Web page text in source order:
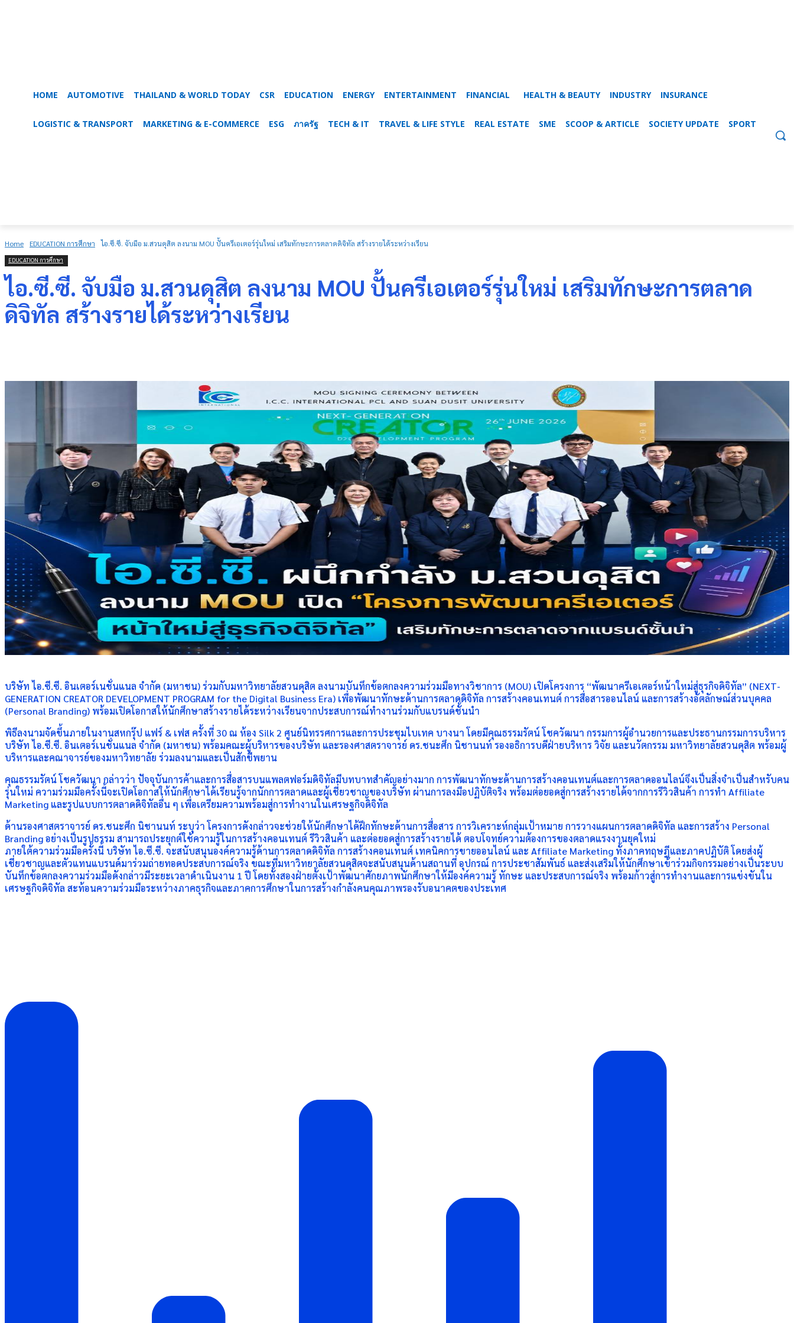
HOME AUTOMOTIVE THAILAND & WORLD TODAY CSR EDUCATION ENERGY ENTERTAINMENT FINANCIAL HEALTH & BEAUTY INDUSTRY INSURANCE
LOGISTIC & TRANSPORT MARKETING & E-COMMERCE ESG ภาครัฐ TECH & IT TRAVEL & LIFE STYLE REAL ESTATE SME SCOOP & ARTICLE SOCIETY UPDATE SPORT
Home EDUCATION การศึกษา ไอ.ซี.ซี. จับมือ ม.สวนดุสิต ลงนาม MOU ปั้นครีเอเตอร์รุ่นใหม่ เสริมทักษะการตลาดดิจิทัล สร้างรายได้ระหว่างเรียน
EDUCATION การศึกษา
ไอ.ซี.ซี. จับมือ ม.สวนดุสิต ลงนาม MOU ปั้นครีเอเตอร์รุ่นใหม่ เสริมทักษะการตลาด
ดิจิทัล สร้างรายได้ระหว่างเรียน
บริษัท ไอ.ซี.ซี. อินเตอร์เนชั่นแนล จำกัด (มหาชน) ร่วมกับมหาวิทยาลัยสวนดุสิต ลงนามบันทึกข้อตกลงความร่วมมือทางวิชาการ (MOU) เปิดโครงการ “พัฒนาครีเอเตอร์หน้าใหม่สู่ธุรกิจดิจิทัล” (NEXT-
GENERATION CREATOR DEVELOPMENT PROGRAM for the Digital Business Era) เพื่อพัฒนาทักษะด้านการตลาดดิจิทัล การสร้างคอนเทนต์ การสื่อสารออนไลน์ และการสร้างอัตลักษณ์ส่วนบุคคล
(Personal Branding) พร้อมเปิดโอกาสให้นักศึกษาสร้างรายได้ระหว่างเรียนจากประสบการณ์ทำงานร่วมกับแบรนด์ชั้นนำ
พิธีลงนามจัดขึ้นภายในงานสหกรุ๊ป แฟร์ & เฟส ครั้งที่ 30 ณ ห้อง Silk 2 ศูนย์นิทรรศการและการประชุมไบเทค บางนา โดยมีคุณธรรมรัตน์ โชควัฒนา กรรมการผู้อำนวยการและประธานกรรมการบริหาร
บริษัท ไอ.ซี.ซี. อินเตอร์เนชั่นแนล จำกัด (มหาชน) พร้อมคณะผู้บริหารของบริษัท และรองศาสตราจารย์ ดร.ชนะศึก นิชานนท์ รองอธิการบดีฝ่ายบริหาร วิจัย และนวัตกรรม มหาวิทยาลัยสวนดุสิต พร้อมผู้
บริหารและคณาจารย์ของมหาวิทยาลัย ร่วมลงนามและเป็นสักขีพยาน
คุณธรรมรัตน์ โชควัฒนา กล่าวว่า ปัจจุบันการค้าและการสื่อสารบนแพลตฟอร์มดิจิทัลมีบทบาทสำคัญอย่างมาก การพัฒนาทักษะด้านการสร้างคอนเทนต์และการตลาดออนไลน์จึงเป็นสิ่งจำเป็นสำหรับคน
รุ่นใหม่ ความร่วมมือครั้งนี้จะเปิดโอกาสให้นักศึกษาได้เรียนรู้จากนักการตลาดและผู้เชี่ยวชาญของบริษัท ผ่านการลงมือปฏิบัติจริง พร้อมต่อยอดสู่การสร้างรายได้จากการรีวิวสินค้า การทำ Affiliate
Marketing และรูปแบบการตลาดดิจิทัลอื่น ๆ เพื่อเตรียมความพร้อมสู่การทำงานในเศรษฐกิจดิจิทัล
ด้านรองศาสตราจารย์ ดร.ชนะศึก นิชานนท์ ระบุว่า โครงการดังกล่าวจะช่วยให้นักศึกษาได้ฝึกทักษะด้านการสื่อสาร การวิเคราะห์กลุ่มเป้าหมาย การวางแผนการตลาดดิจิทัล และการสร้าง Personal
Branding อย่างเป็นรูปธรรม สามารถประยุกต์ใช้ความรู้ในการสร้างคอนเทนต์ รีวิวสินค้า และต่อยอดสู่การสร้างรายได้ ตอบโจทย์ความต้องการของตลาดแรงงานยุคใหม่
ภายใต้ความร่วมมือครั้งนี้ บริษัท ไอ.ซี.ซี. จะสนับสนุนองค์ความรู้ด้านการตลาดดิจิทัล การสร้างคอนเทนต์ เทคนิคการขายออนไลน์ และ Affiliate Marketing ทั้งภาคทฤษฎีและภาคปฏิบัติ โดยส่งผู้
เชี่ยวชาญและตัวแทนแบรนด์มาร่วมถ่ายทอดประสบการณ์จริง ขณะที่มหาวิทยาลัยสวนดุสิตจะสนับสนุนด้านสถานที่ อุปกรณ์ การประชาสัมพันธ์ และส่งเสริมให้นักศึกษาเข้าร่วมกิจกรรมอย่างเป็นระบบ
บันทึกข้อตกลงความร่วมมือดังกล่าวมีระยะเวลาดำเนินงาน 1 ปี โดยทั้งสองฝ่ายตั้งเป้าพัฒนาศักยภาพนักศึกษาให้มีองค์ความรู้ ทักษะ และประสบการณ์จริง พร้อมก้าวสู่การทำงานและการแข่งขันใน
เศรษฐกิจดิจิทัล สะท้อนความร่วมมือระหว่างภาคธุรกิจและภาคการศึกษาในการสร้างกำลังคนคุณภาพรองรับอนาคตของประเทศ